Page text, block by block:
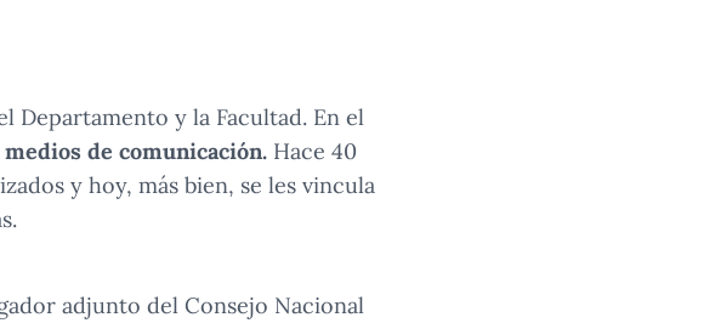
Departamento y la Facultad. En el
de comunicación. Hace 40
y hoy, más bien, se les vincula
adjunto del Consejo Nacional